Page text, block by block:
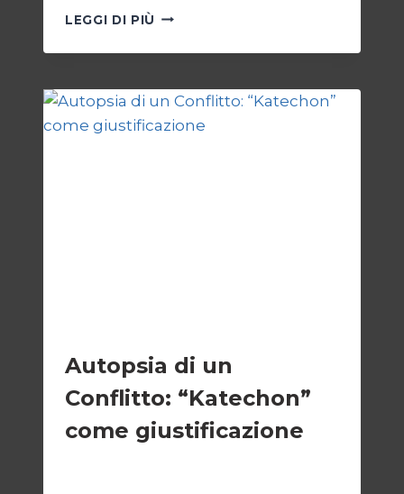
LEGGI DI PIÙ GIORNALISTI,
APPELLO
GAZA
Autopsia di un
Conflitto: “Katechon”
come giustificazione